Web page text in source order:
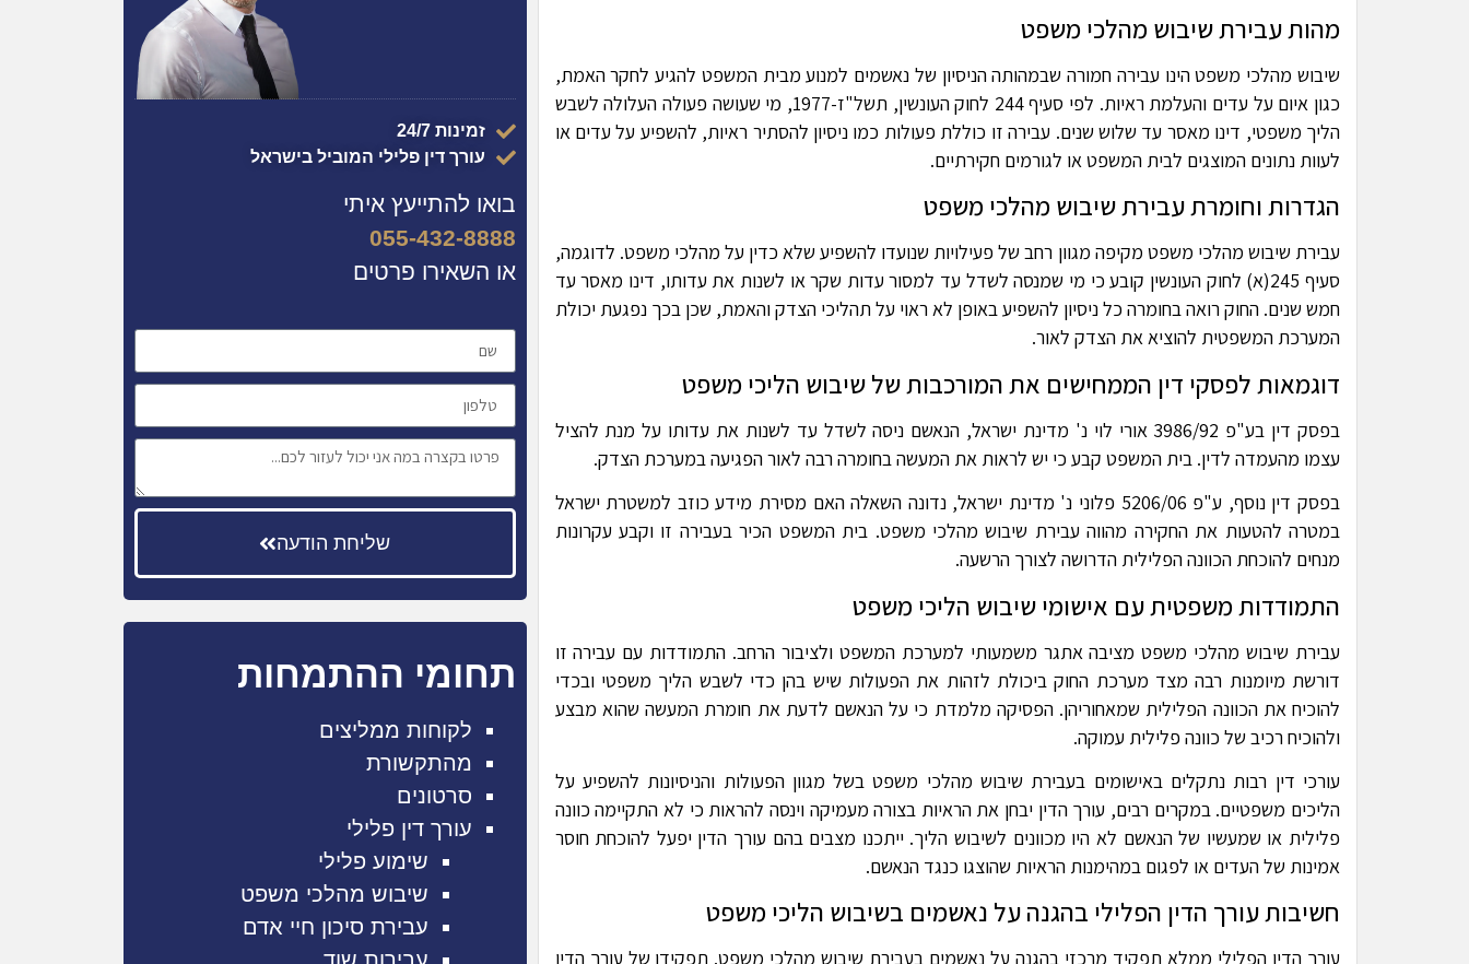
מהות עבירת שיבוש מהלכי משפט
שיבוש מהלכי משפט הינו עבירה חמורה שבמהותה הניסיון של נאשמים למנוע מבית המשפט להגיע לחקר האמת,
כגון איום על עדים והעלמת ראיות. לפי סעיף 244 לחוק העונשין, תשל"ז-1977, מי שעושה פעולה העלולה לשבש
הליך משפטי, דינו מאסר עד שלוש שנים. עבירה זו כוללת פעולות כמו ניסיון להסתיר ראיות, להשפיע על עדים או
לעוות נתונים המוצגים לבית המשפט או לגורמים חקירתיים.
הגדרות וחומרת עבירת שיבוש מהלכי משפט
עבירת שיבוש מהלכי משפט מקיפה מגוון רחב של פעילויות שנועדו להשפיע שלא כדין על מהלכי משפט. לדוגמה,
סעיף 245(א) לחוק העונשין קובע כי מי שמנסה לשדל עד למסור עדות שקר או לשנות את עדותו, דינו מאסר עד
חמש שנים. החוק רואה בחומרה כל ניסיון להשפיע באופן לא ראוי על תהליכי הצדק והאמת, שכן בכך נפגעת יכולת
המערכת המשפטית להוציא את הצדק לאור.
דוגמאות לפסקי דין הממחישים את המורכבות של שיבוש הליכי משפט
בפסק דין בע"פ 3986/92 אורי לוי נ' מדינת ישראל, הנאשם ניסה לשדל עד לשנות את עדותו על מנת להציל
עצמו מהעמדה לדין. בית המשפט קבע כי יש לראות את המעשה בחומרה רבה לאור הפגיעה במערכת הצדק.
בפסק דין נוסף, ע"פ 5206/06 פלוני נ' מדינת ישראל, נדונה השאלה האם מסירת מידע כוזב למשטרת ישראל
במטרה להטעות את החקירה מהווה עבירת שיבוש מהלכי משפט. בית המשפט הכיר בעבירה זו וקבע עקרונות
מנחים להוכחת הכוונה הפלילית הדרושה לצורך הרשעה.
התמודדות משפטית עם אישומי שיבוש הליכי משפט
עבירת שיבוש מהלכי משפט מציבה אתגר משמעותי למערכת המשפט ולציבור הרחב. התמודדות עם עבירה זו
דורשת מיומנות רבה מצד מערכת החוק ביכולת לזהות את הפעולות שיש בהן כדי לשבש הליך משפטי ובכדי
להוכיח את הכוונה הפלילית שמאחוריהן. הפסיקה מלמדת כי על הנאשם לדעת את חומרת המעשה שהוא מבצע
ולהוכיח רכיב של כוונה פלילית עמוקה.
עורכי דין רבות נתקלים באישומים בעבירת שיבוש מהלכי משפט בשל מגוון הפעולות והניסיונות להשפיע על
הליכים משפטיים. במקרים רבים, עורך הדין יבחן את הראיות בצורה מעמיקה וינסה להראות כי לא התקיימה כוונה
פלילית או שמעשיו של הנאשם לא היו מכוונים לשיבוש הליך. ייתכנו מצבים בהם עורך הדין יפעל להוכחת חוסר
אמינות של העדים או לפגום במהימנות הראיות שהוצגו כנגד הנאשם.
חשיבות עורך הדין הפלילי בהגנה על נאשמים בשיבוש הליכי משפט
עורך הדין הפלילי ממלא תפקיד מרכזי בהגנה על נאשמים בעבירת שיבוש מהלכי משפט. תפקידו של עורך הדין
זמינות 24/7
עורך דין פלילי המוביל בישראל
בואו להתייעץ איתי
055-432-8888
או השאירו פרטים
שליחת הודעה
תחומי ההתמחות
לקוחות ממליצים
מהתקשורת
סרטונים
עורך דין פלילי
שימוע פלילי
שיבוש מהלכי משפט
עבירת סיכון חיי אדם